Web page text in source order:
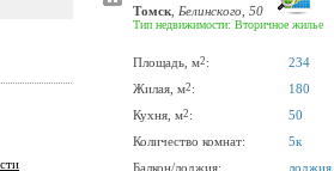
Томск Белинского, 50
Тип недвижимости: Вторичное жилье
Площадь, м2 :
234
Жилая, м2 :
180
Кухня, м2 :
50
Количество комнат:
5к
Балкон/лоджия:
лоджия